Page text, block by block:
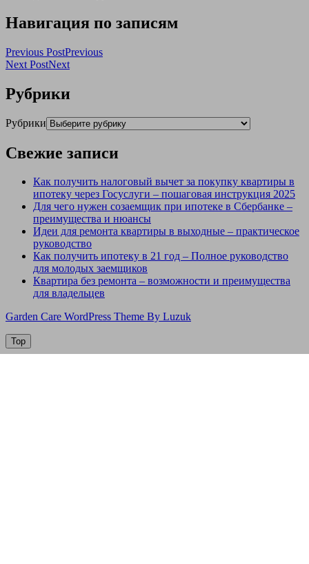
Навигация по записям
Previous PostPrevious
Next PostNext
Рубрики
Рубрики
Свежие записи
Как получить налоговый вычет за покупку квартиры в
ипотеку через Госуслуги – пошаговая инструкция 2025
Для чего нужен созаемщик при ипотеке в Сбербанке –
преимущества и нюансы
Идеи для ремонта квартиры в выходные – практическое
руководство
Как получить ипотеку в 21 год – Полное руководство
для молодых заемщиков
Квартира без ремонта – возможности и преимущества
для владельцев
Garden Care WordPress Theme By Luzuk
Top